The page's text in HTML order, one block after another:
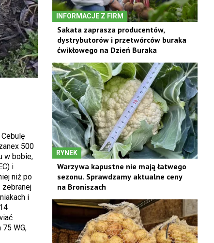
500
w bobie,
i
niż po
zebranej
i
WG,
INFORMACJE Z FIRM
Sakata zaprasza producentów,
dystrybutorów i przetwórców buraka
ćwikłowego na Dzień Buraka
RYNEK
Warzywa kapustne nie mają łatwego
sezonu. Sprawdzamy aktualne ceny
na Broniszach